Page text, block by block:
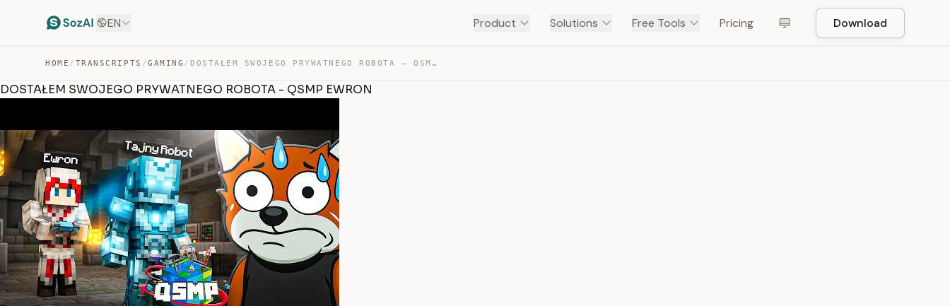
EN Product Solutions Free Tools Pricing Download
HOME / TRANSCRIPTS /GAMING / DOSTAŁEM SWOJEGO PRYWATNEGO ROBOTA – QSMP EWRON — TRANSCRIPT
DOSTAŁEM SWOJEGO PRYWATNEGO ROBOTA - QSMP EWRON